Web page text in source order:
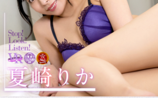
Stop! Look! Listen! Natsusaki Rika
VR初出演の女の子限定、グラビアクイーン発掘
プロジェクト「PROLOGUE」に北海道出身、ク
リっとした大きな瞳が魅力的な夏崎りかちゃんの
第二弾！